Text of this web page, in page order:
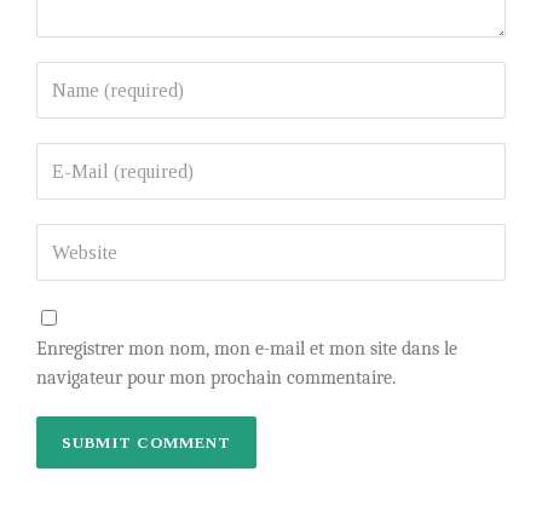
Enregistrer mon nom, mon e-mail et mon site dans le
navigateur pour mon prochain commentaire.